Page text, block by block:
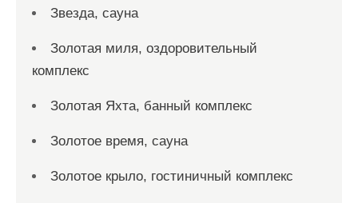
Звезда, сауна
Золотая миля, оздоровительный
комплекс
Золотая Яхта, банный комплекс
Золотое время, сауна
Золотое крыло, гостиничный комплекс